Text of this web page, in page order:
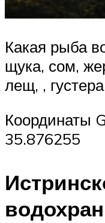
Какая рыба
щука, сом,
лещ, ,
Координаты
35.876255